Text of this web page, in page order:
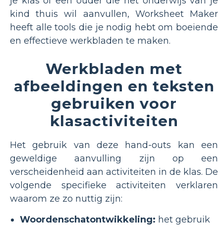
kind thuis wil aanvullen, Worksheet Maker
heeft alle tools die je nodig hebt om boeiende
en effectieve werkbladen te maken.
Werkbladen met
afbeeldingen en teksten
gebruiken voor
klasactiviteiten
Het gebruik van deze hand-outs kan een
geweldige aanvulling zijn op een
verscheidenheid aan activiteiten in de klas. De
volgende specifieke activiteiten verklaren
waarom ze zo nuttig zijn:
Woordenschatontwikkeling: het gebruik